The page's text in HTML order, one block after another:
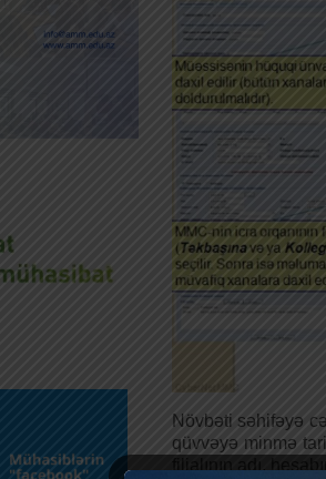
Növbəti səhifəyə
qüvvəyə minmə